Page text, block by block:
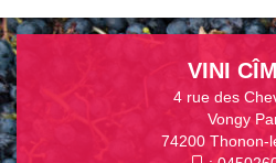
VINI
4 rue des
Vongy
74200 Thonon-